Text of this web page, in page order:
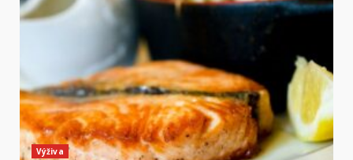
Výživa